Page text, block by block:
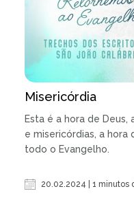
Misericórdia
Esta é a hora de Deus,
e misericórdias, a
todo o Evangelho.
20.02.2024 | 1 minutos